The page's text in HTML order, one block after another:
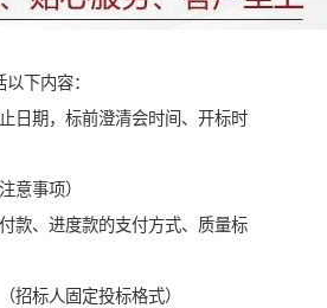
下内容：
日期，标前澄清会时间、开标时
意事项）
款、进度款的支付方式、质量标
招标人固定投标格式）